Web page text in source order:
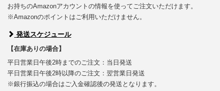
お持ちのAmazonアカウントの情報を使ってご注文いただけます。
※Amazonのポイントはご利用いただけません。
発送スケジュール
【在庫ありの場合】
平日営業日午後2時までのご注文：当日発送
平日営業日午後2時以降のご注文：翌営業日発送
※銀行振込の場合はご入金確認後の発送となります。